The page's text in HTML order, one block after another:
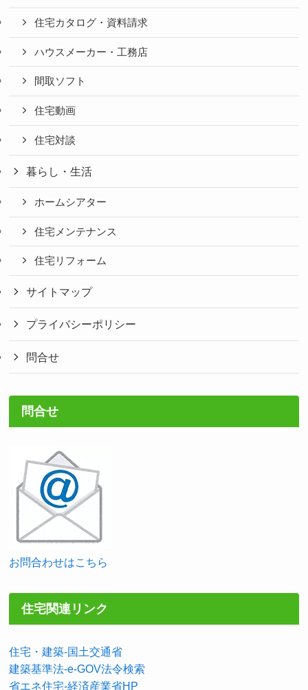
住宅カタログ・資料請求
ハウスメーカー・工務店
間取ソフト
住宅動画
住宅対談
暮らし・生活
ホームシアター
住宅メンテナンス
住宅リフォーム
サイトマップ
プライバシーポリシー
問合せ
問合せ
お問合わせはこちら
住宅関連リンク
住宅・建築-国土交通省
建築基準法-e-GOV法令検索
省エネ住宅-経済産業省HP